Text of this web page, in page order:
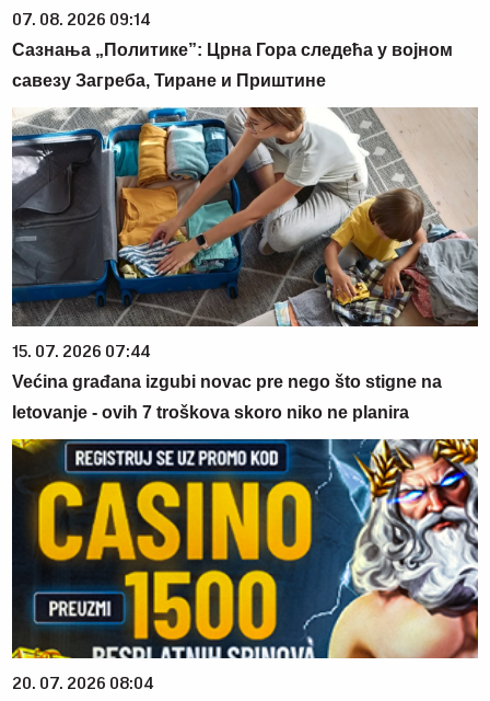
07. 08. 2026 09:14
Сазнања „Политике”: Црна Гора следећа у војном
савезу Загреба, Тиране и Приштине
15. 07. 2026 07:44
Većina građana izgubi novac pre nego što stigne na
letovanje - ovih 7 troškova skoro niko ne planira
20. 07. 2026 08:04